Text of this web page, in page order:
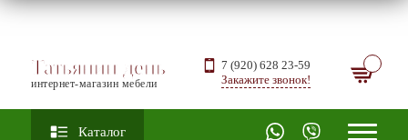
Татьянин день
интернет-магазин мебели
7 (920) 628 23-59
Закажите звонок!
Каталог